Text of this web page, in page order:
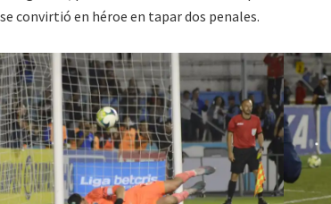
convirtió en héroe en tapar dos penales.